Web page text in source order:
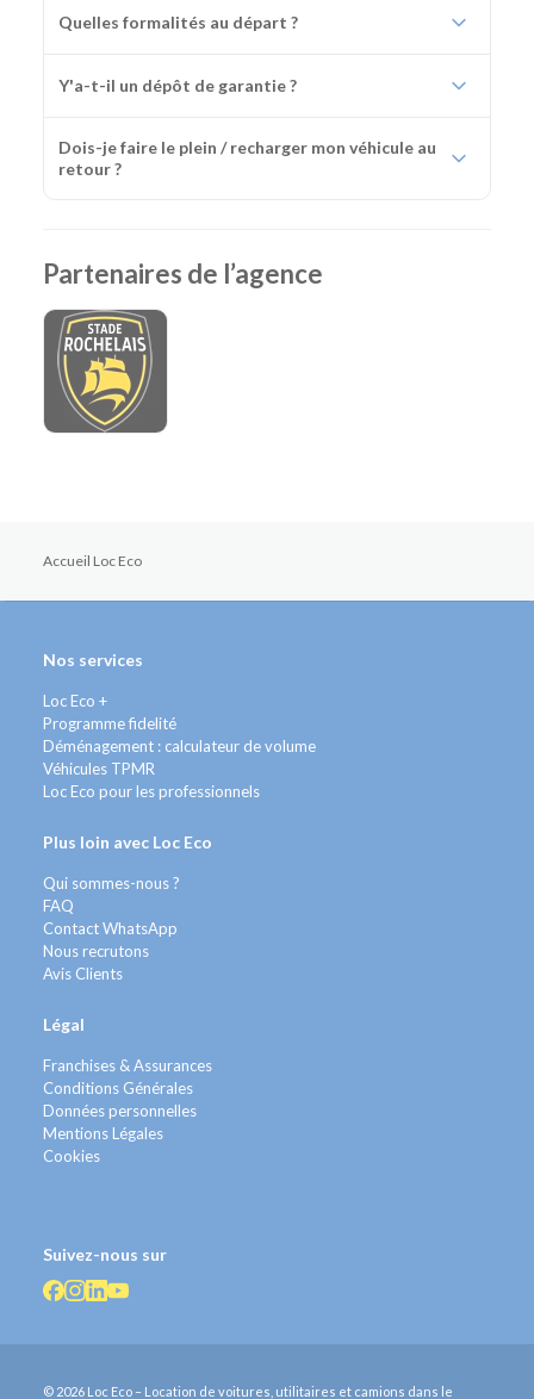
Quelles formalités au départ ?
Y'a-t-il un dépôt de garantie ?
Dois-je faire le plein / recharger mon véhicule au
retour ?
Partenaires de l’agence
Accueil Loc Eco
Nos services
Loc Eco +
Programme fidelité
Déménagement : calculateur de volume
Véhicules TPMR
Loc Eco pour les professionnels
Plus loin avec Loc Eco
Qui sommes-nous ?
FAQ
Contact WhatsApp
Nous recrutons
Avis Clients
Légal
Franchises & Assurances
Conditions Générales
Données personnelles
Mentions Légales
Cookies
Suivez-nous sur
© 2026 Loc Eco – Location de voitures, utilitaires et camions dans le